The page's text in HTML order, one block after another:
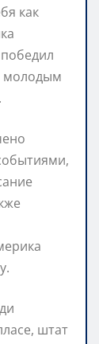
как
молодым
штат